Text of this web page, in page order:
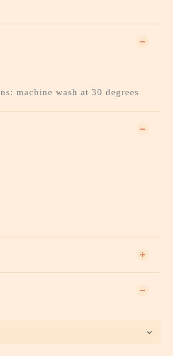
machine wash at 30 degrees